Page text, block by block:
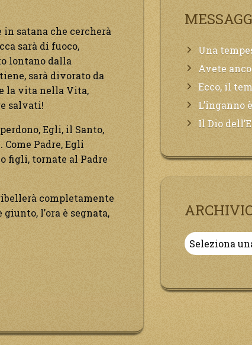
in satana che cercherà
sarà di fuoco,
lontano dalla
sarà divorato da
la vita nella Vita,
salvati!
Egli, il Santo,
Padre, Egli
figli, tornate al Padre
completamente
l’ora è segnata,
Una tempesta magnetica è in corso, questa
Avete ancora pochi istanti per convertirvi, non
Ecco, il tempo è giunto
L’inganno è alle porte, il disordine
Il Dio dell’Eterno Amore grida tutto il
Archivio
Messaggi